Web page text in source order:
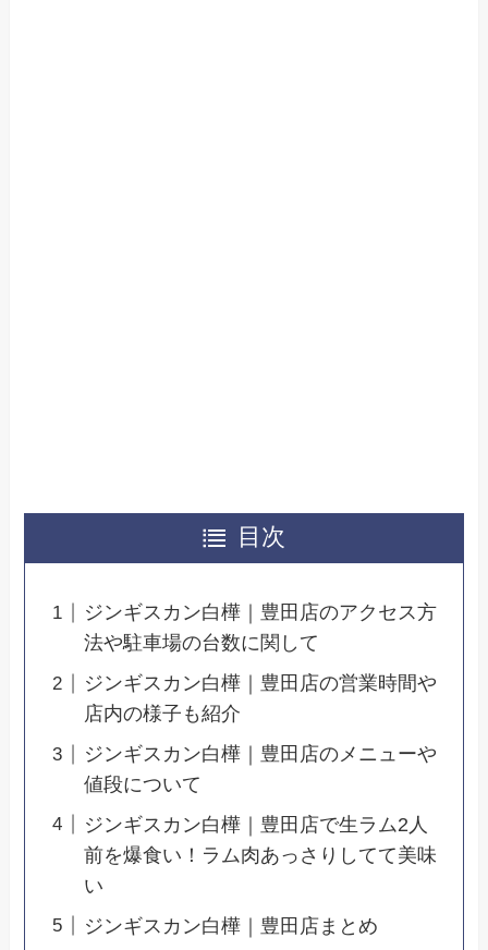
目次
ジンギスカン白樺｜豊田店のアクセス方
法や駐車場の台数に関して
ジンギスカン白樺｜豊田店の営業時間や
店内の様子も紹介
ジンギスカン白樺｜豊田店のメニューや
値段について
ジンギスカン白樺｜豊田店で生ラム2人
前を爆食い！ラム肉あっさりしてて美味
い
ジンギスカン白樺｜豊田店まとめ